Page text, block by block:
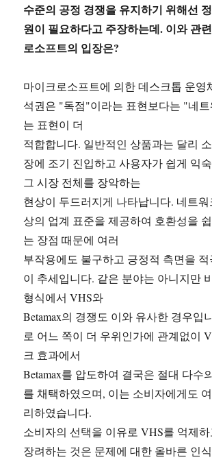
수준의 공정 경쟁을 유지하기 위해선
원이 필요하다고 주장하는데. 이와 관
로소프트의 입장은?
마이크로소프트에 의한 데스크톱 운영
석권은 "독점"이라는 표현보다는 "네
는 표현이 더
적합합니다. 일반적인 상품과는 달리
장에 조기 진입하고 사용자가 쉽게 익
그 시장 전체를 장악하는
현상이 두드러지게 나타납니다. 네트
상의 업계 표준을 제공하여 호환성을
는 장점 때문에 여러
부작용에도 불구하고 긍정적 측면을
이 추세입니다. 같은 분야는 아니지만
형식에서 VHS와
Betamax의 경쟁도 이와 유사한 경우입
로 어느 쪽이 더 우위인가에 관계없이
크 효과에서
Betamax를 압도하여 결국은 절대 다수
를 채택하였으며, 이는 소비자에게도
리하였습니다.
소비자의 선택을 이유로 VHS를 억제하
장려하는 것은 문제에 대한 올바른 인